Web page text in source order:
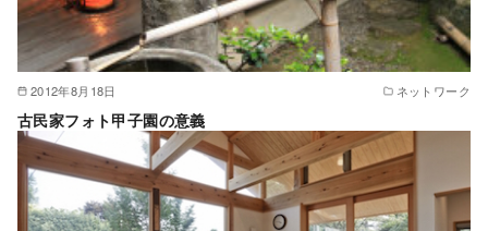
2012年8月18日 ネットワーク
古民家フォト甲子園の意義